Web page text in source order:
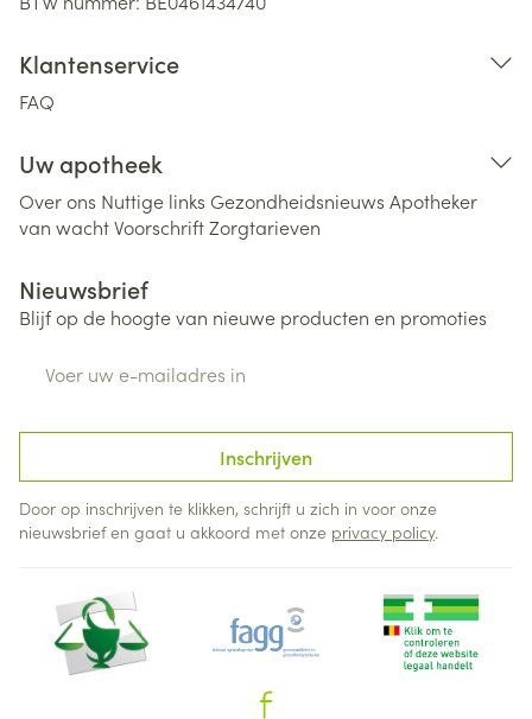
Klantenservice
FAQ
Uw apotheek
Over ons Nuttige links Gezondheidsnieuws Apotheker
van wachtVoorschriftZorgtarieven
Nieuwsbrief
Blijf op de hoogte van nieuwe producten en promoties
Inschrijven
Door op inschrijven te klikken, schrijft u zich in voor onze
nieuwsbrief en gaat u akkoord met onze privacy policy.